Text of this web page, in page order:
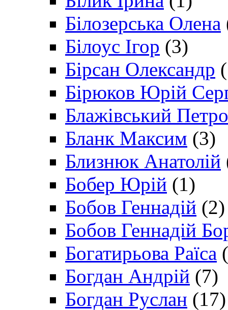
Білозерська Олена
Білоус Ігор (3)
Бірсан Олександр
Бірюков Юрій
Блажівський Петро
Бланк Максим (3)
Близнюк Анатолій
Бобер Юрій (1)
Бобов Геннадій (2)
Бобов Геннадій
Богатирьова Раїса
Богдан Андрій (7)
Богдан Руслан (17)